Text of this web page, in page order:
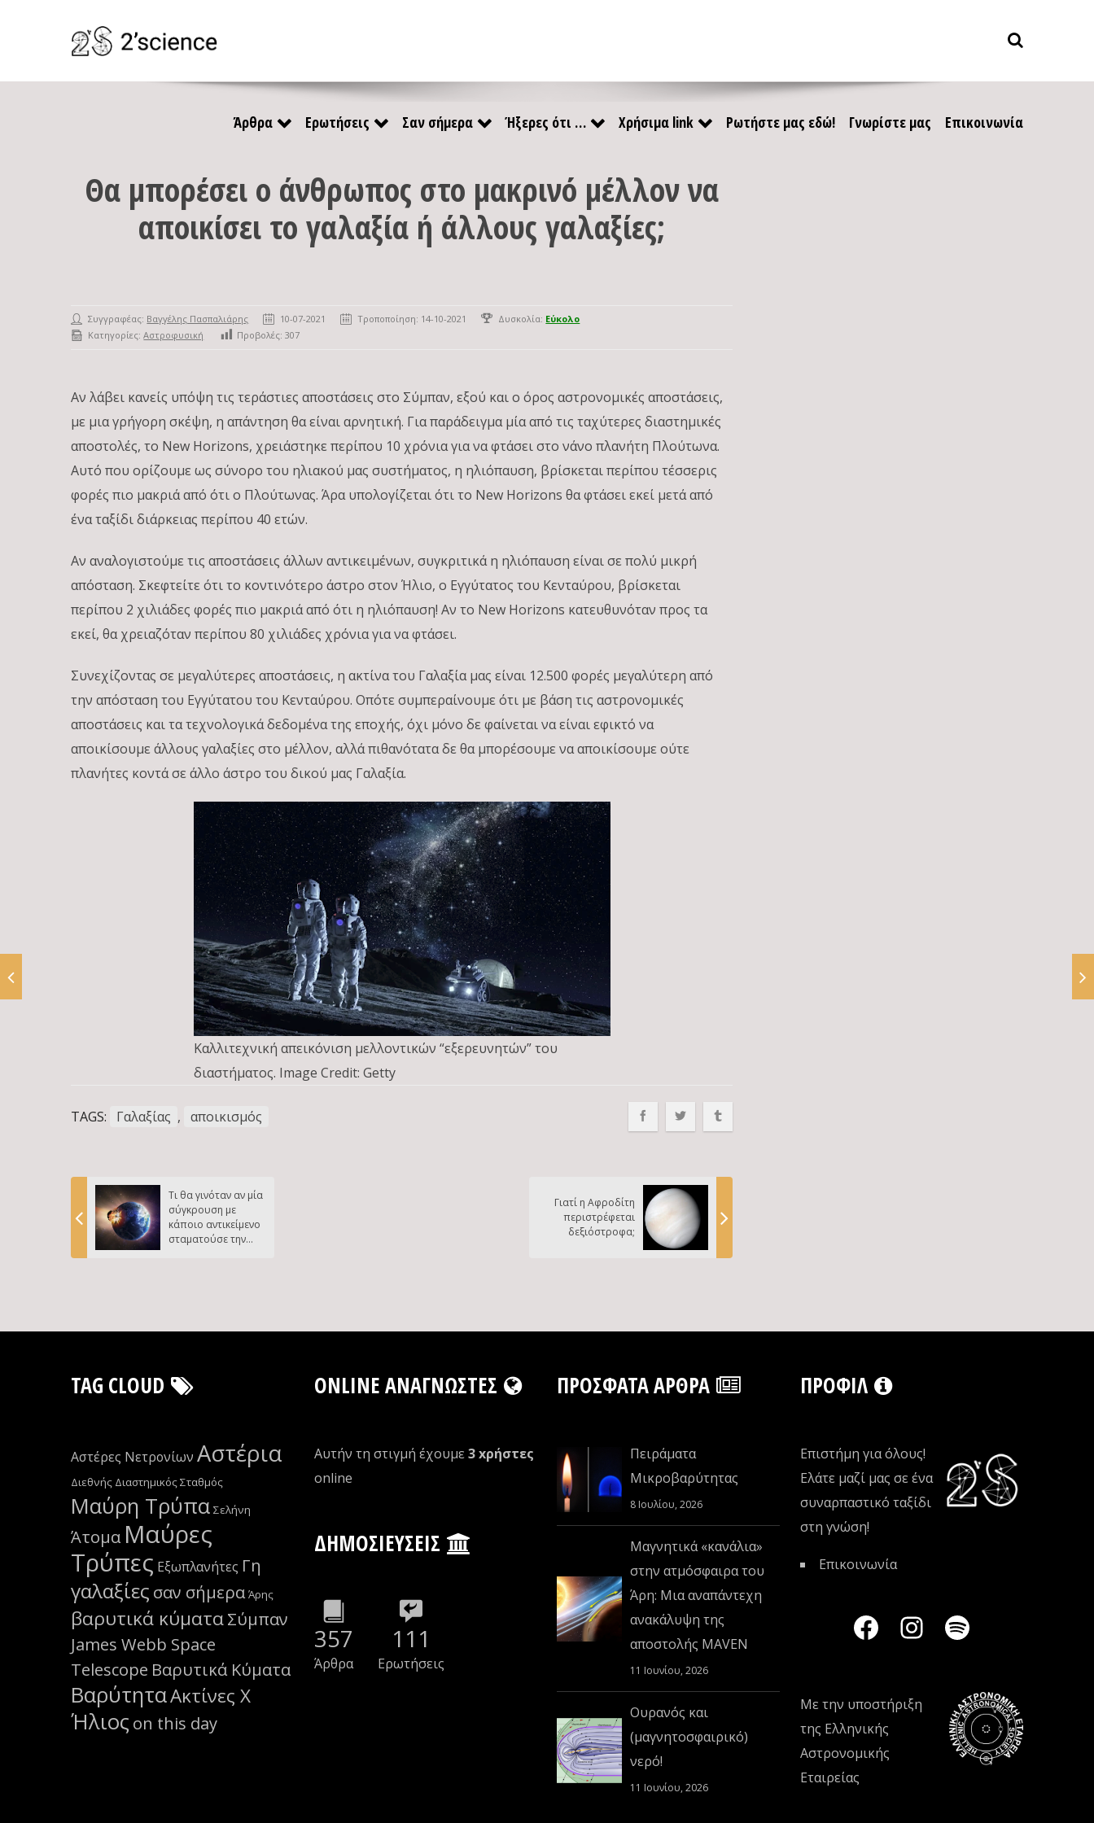
Άρθρα Ερωτήσεις Σαν σήμερα Ήξερες ότι … Χρήσιμα link Ρωτήστε μας εδώ! Γνωρίστε μας Επικοινωνία
Θα μπορέσει ο άνθρωπος στο μακρινό μέλλον να
αποικίσει το γαλαξία ή άλλους γαλαξίες;
Συγγραφέας: Βαγγέλης Πασπαλιάρης 10-07-2021 Τροποποίηση: 14-10-2021 Δυσκολία: Εύκολο
Κατηγορίες:Αστροφυσική Προβολές: 307
Αν λάβει κανείς υπόψη τις τεράστιες αποστάσεις στο Σύμπαν, εξού και ο όρος αστρονομικές αποστάσεις,
με μια γρήγορη σκέψη, η απάντηση θα είναι αρνητική. Για παράδειγμα μία από τις ταχύτερες διαστημικές
αποστολές, το New Horizons, χρειάστηκε περίπου 10 χρόνια για να φτάσει στο νάνο πλανήτη Πλούτωνα.
Αυτό που ορίζουμε ως σύνορο του ηλιακού μας συστήματος, η ηλιόπαυση, βρίσκεται περίπου τέσσερις
φορές πιο μακριά από ότι ο Πλούτωνας. Άρα υπολογίζεται ότι το New Horizons θα φτάσει εκεί μετά από
ένα ταξίδι διάρκειας περίπου 40 ετών.
Αν αναλογιστούμε τις αποστάσεις άλλων αντικειμένων, συγκριτικά η ηλιόπαυση είναι σε πολύ μικρή
απόσταση. Σκεφτείτε ότι το κοντινότερο άστρο στον Ήλιο, ο Εγγύτατος του Κενταύρου, βρίσκεται
περίπου 2 χιλιάδες φορές πιο μακριά από ότι η ηλιόπαυση! Αν το New Horizons κατευθυνόταν προς τα
εκεί, θα χρειαζόταν περίπου 80 χιλιάδες χρόνια για να φτάσει.
Συνεχίζοντας σε μεγαλύτερες αποστάσεις, η ακτίνα του Γαλαξία μας είναι 12.500 φορές μεγαλύτερη από
την απόσταση του Εγγύτατου του Κενταύρου. Οπότε συμπεραίνουμε ότι με βάση τις αστρονομικές
αποστάσεις και τα τεχνολογικά δεδομένα της εποχής, όχι μόνο δε φαίνεται να είναι εφικτό να
αποικίσουμε άλλους γαλαξίες στο μέλλον, αλλά πιθανότατα δε θα μπορέσουμε να αποικίσουμε ούτε
πλανήτες κοντά σε άλλο άστρο του δικού μας Γαλαξία.
Καλλιτεχνική απεικόνιση μελλοντικών “εξερευνητών” του
διαστήματος. Image Credit: Getty
TAGS: Γαλαξίας , αποικισμός
Τι θα γινόταν αν μία
σύγκρουση με
κάποιο αντικείμενο
σταματούσε την
Γιατί η Αφροδίτη
περιστρέφεται
δεξιόστροφα;
TAG CLOUD
Αστέρες Νετρονίων Αστέρια
Διεθνής Διαστημικός Σταθμός
Μαύρη Τρύπα Σελήνη
Άτομα Μαύρες
Τρύπες Εξωπλανήτες Γη
γαλαξίες σαν σήμερα Άρης
βαρυτικά κύματαΣύμπαν
James Webb Space
Telescope Βαρυτικά Κύματα
ΒαρύτηταΑκτίνες Χ
Ήλιος on this day
ONLINE ΑΝΑΓΝΏΣΤΕΣ
Αυτήν τη στιγμή έχουμε3 xρήστες
οnline
ΔΗΜΟΣΙΕΎΣΕΙΣ
357
Άρθρα
111
Ερωτήσεις
ΠΡΌΣΦΑΤΑ ΆΡΘΡΑ
Πειράματα
Μικροβαρύτητας
8 Ιουλίου, 2026
Μαγνητικά «κανάλια»
στην ατμόσφαιρα του
Άρη: Μια αναπάντεχη
ανακάλυψη της
αποστολής MAVEN
11 Ιουνίου, 2026
Ουρανός και
(μαγνητοσφαιρικό)
νερό!
11 Ιουνίου, 2026
ΠΡΟΦΊΛ
Επιστήμη για όλους!
Ελάτε μαζί μας σε ένα
συναρπαστικό ταξίδι
στη γνώση!
Επικοινωνία
Με την υποστήριξη
της Ελληνικής
Αστρονομικής
Εταιρείας